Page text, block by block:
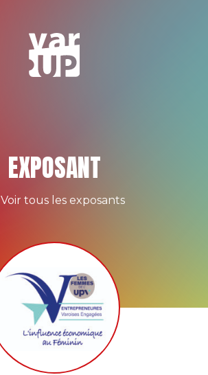
EXPOSANT
Voir tous les exposants